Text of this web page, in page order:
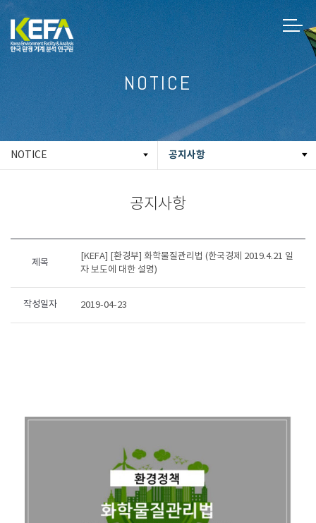
NOTICE
NOTICE 공지사항
공지사항
제목
[KEFA] [환경부] 화학물질관리법 (한국경제 2019.4.21 일
자 보도에 대한 설명)
작성일자 2019-04-23